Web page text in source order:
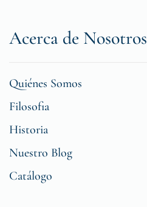
Acerca de Nosotros
Quiénes Somos
Filosofia
Historia
Nuestro Blog
Catálogo